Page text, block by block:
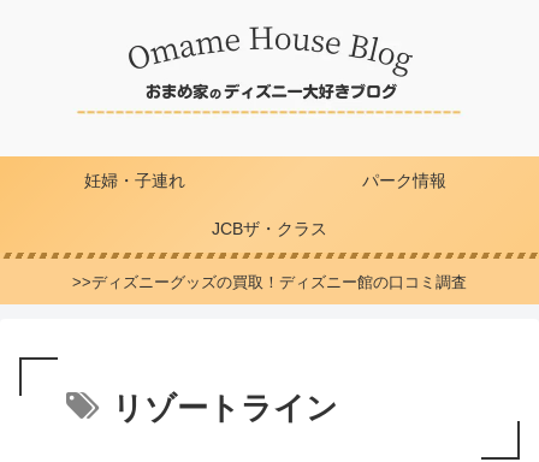
妊婦・子連れ パーク情報
JCBザ・クラス
>>ディズニーグッズの買取！ディズニー館の口コミ調査
リゾートライン